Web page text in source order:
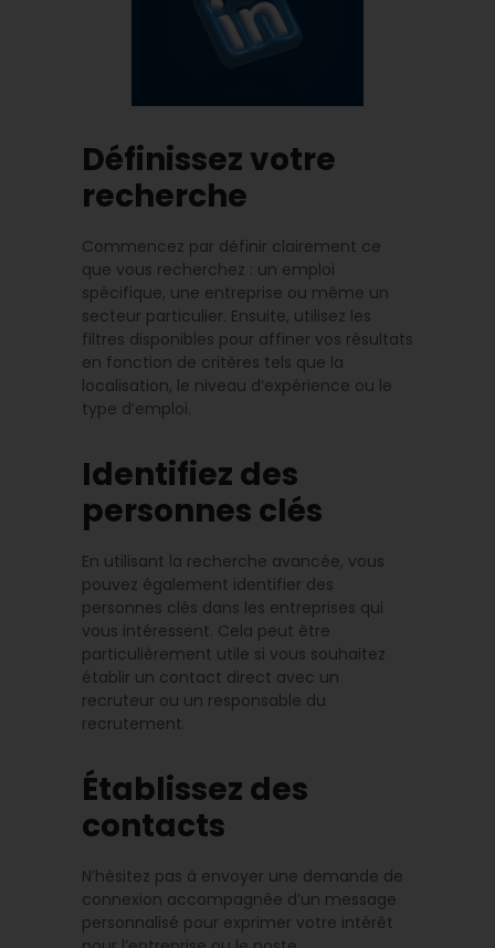
Définissez votre
recherche
Commencez par définir clairement ce
que vous recherchez : un emploi
spécifique, une entreprise ou même un
secteur particulier. Ensuite, utilisez les
filtres disponibles pour affiner vos résultats
en fonction de critères tels que la
localisation, le niveau d’expérience ou le
type d’emploi.
Identifiez des
personnes clés
En utilisant la recherche avancée, vous
pouvez également identifier des
personnes clés dans les entreprises qui
vous intéressent. Cela peut être
particulièrement utile si vous souhaitez
établir un contact direct avec un
recruteur ou un responsable du
recrutement.
Établissez des
contacts
N’hésitez pas à envoyer une demande de
connexion accompagnée d’un message
personnalisé pour exprimer votre intérêt